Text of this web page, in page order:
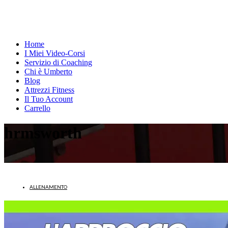
Home
I Miei Video-Corsi
Servizio di Coaching
Chi è Umberto
Blog
Attrezzi Fitness
Il Tuo Account
Carrello
hrmsworth
ALLENAMENTO